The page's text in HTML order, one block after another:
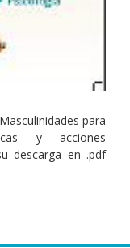
para
y acciones
descarga en .pdf